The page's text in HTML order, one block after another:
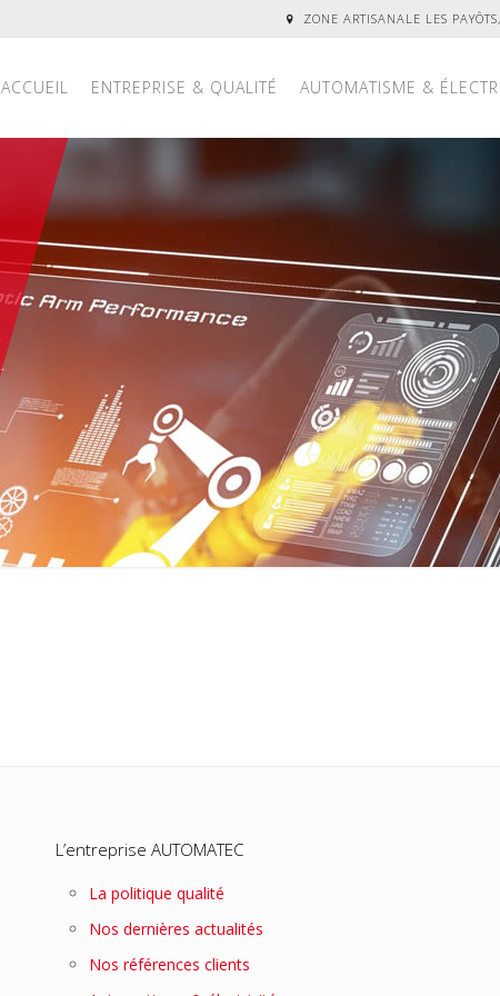
ZONE ARTISANALE LES
ACCUEIL ENTREPRISE & QUALITÉ AUTOMATISME &
L’entreprise AUTOMATEC
La politique qualité
Nos dernières actualités
Nos références clients